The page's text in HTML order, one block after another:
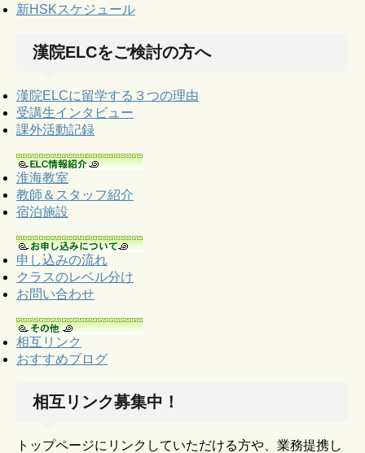
新HSKスケジュール
漢院ELCをご検討の方へ
漢院ELCに留学する３つの理由
受講生インタビュー
課外活動記録
淮海教室
教師＆スタッフ紹介
宿泊施設
申し込みの流れ
クラスのレベル分け
お問い合わせ
相互リンク
おすすめブログ
相互リンク募集中！
トップページにリンクしていただける方や、業務提携し